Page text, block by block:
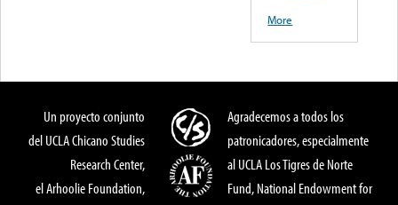
More
Un proyecto conjunto
del UCLA Chicano Studies
Research Center,
el Arhoolie Foundation,
Agradecemos a todos los
patronicadores, especialmente
al UCLA Los Tigres de Norte
Fund, National Endowment for